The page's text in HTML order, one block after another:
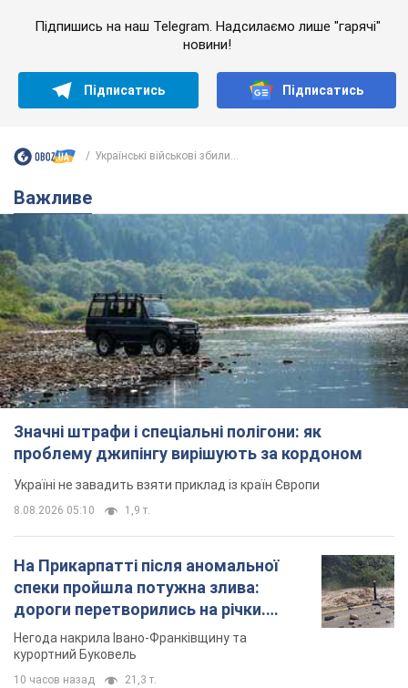
Підпишись на наш Telegram. Надсилаємо лише "гарячі"
новини!
Підписатись Підписатись
Українські військові збили...
Важливе
Значні штрафи і спеціальні полігони: як
проблему джипінгу вирішують за кордоном
Україні не завадить взяти приклад із країн Європи
8.08.2026 05:10 1,9 т.
На Прикарпатті після аномальної
спеки пройшла потужна злива:
дороги перетворились на річки.
Відео
Негода накрила Івано-Франківщину та
курортний Буковель
10 часов назад 21,3 т.